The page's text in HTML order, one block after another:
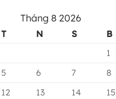
Tháng 8 2026
T N S B
1
5 6 7 8
12 13 14 15